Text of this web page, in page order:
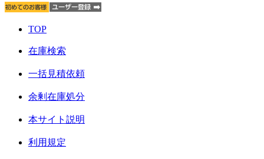
TOP
在庫検索
一括見積依頼
余剰在庫処分
本サイト説明
利用規定